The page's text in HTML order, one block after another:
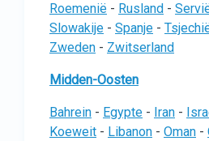
Roemenië - Rusland -
Slowakije - Spanje -
Zweden - Zwitserland
Midden-Oosten
Bahrein - Egypte - Iran -
Koeweit - Libanon - Oman -